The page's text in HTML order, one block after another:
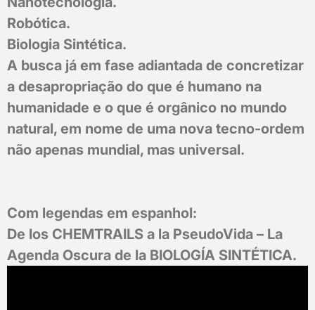
Robótica.
Biologia Sintética.
A busca já em fase adiantada de concretizar
a desapropriação do que é humano na
humanidade e o que é orgânico no mundo
natural, em nome de uma nova tecno-ordem
não apenas mundial, mas universal.
Com legendas em espanhol:
De los CHEMTRAILS a la PseudoVida – La
Agenda Oscura de la BIOLOGÍA SINTÉTICA.